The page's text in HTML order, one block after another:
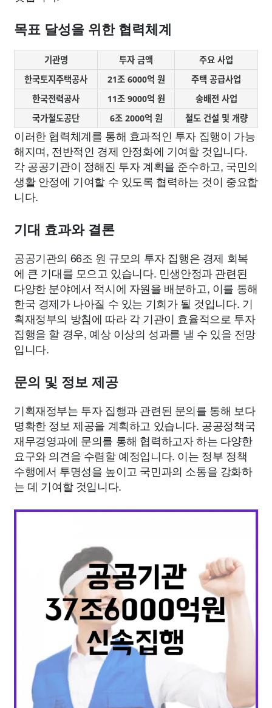
목표 달성을 위한 협력체계
기관명 투자 금액
주요 사업
한국토지주택공사
21조 6000억 원
주택 공급사업
한국전력공사
11조 9000억 원
송배전 사업
국가철도공단
6조 2000억 원 철도 건설 및 개량
이러한 협력체계를 통해 효과적인 투자 집행이 가능
해지며, 전반적인 경제 안정화에 기여할 것입니다.
각 공공기관이 정해진 투자 계획을 준수하고, 국민의
생활 안정에 기여할 수 있도록 협력하는 것이 중요합
니다.
기대 효과와 결론
공공기관의 66조 원 규모의 투자 집행은 경제 회복
에 큰 기대를 모으고 있습니다. 민생안정과 관련된
다양한 분야에서 적시에 자원을 배분하고, 이를 통해
한국 경제가 나아질 수 있는 기회가 될 것입니다. 기
획재정부의 방침에 따라 각 기관이 효율적으로 투자
집행을 할 경우, 예상 이상의 성과를 낼 수 있을 전망
입니다.
문의 및 정보 제공
기획재정부는 투자 집행과 관련된 문의를 통해 보다
명확한 정보 제공을 계획하고 있습니다. 공공정책국
재무경영과에 문의를 통해 협력하고자 하는 다양한
요구와 의견을 수렴할 예정입니다. 이는 정부 정책
수행에서 투명성을 높이고 국민과의 소통을 강화하
는 데 기여할 것입니다.